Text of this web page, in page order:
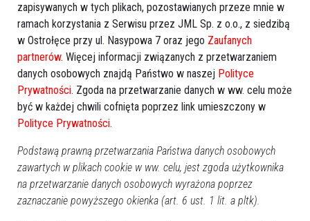
potwierdził również Prezes Agencji Oceny Technologii
Medycznych.
b) refundacją zostanie objęty lek zawierający doksorubicynę
liposomalna niepegylowaną – w zakresie wskazań
pozarejestracyjnych, tj. leczenie choroby Hodgkina i
chłoniaków nieziarniczych w przypadku pacjentów, którzy
nie mogą być leczeni konwencjonalnymi preparatami
kardiologiczne oraz przebytą w przeszłości terapię
doksorubicyną konwencjonalną z wykorzystaniem dawki
łącznej ≥ 200mg/m2.
zapisywanych w tych plikach, pozostawianych przeze mnie w
ramach korzystania z Serwisu przez JML Sp. z o.o., z siedzibą
w Ostrołęce przy ul. Nasypowa 7 oraz jego Zaufanych
partnerów. Więcej informacji związanych z przetwarzaniem
danych osobowych znajdą Państwo w naszej Polityce
Prywatności. Zgoda na przetwarzanie danych w ww. celu może
być w każdej chwili cofnięta poprzez link umieszczony w
Polityce Prywatności.
Podstawą prawną przetwarzania Państwa danych osobowych
zawartych w plikach cookie w ww. celu, jest zgoda użytkownika
na przetwarzanie danych osobowych wyrażona poprzez
zaznaczanie powyższego okienka (art. 6 ust. 1 lit. a pltk).